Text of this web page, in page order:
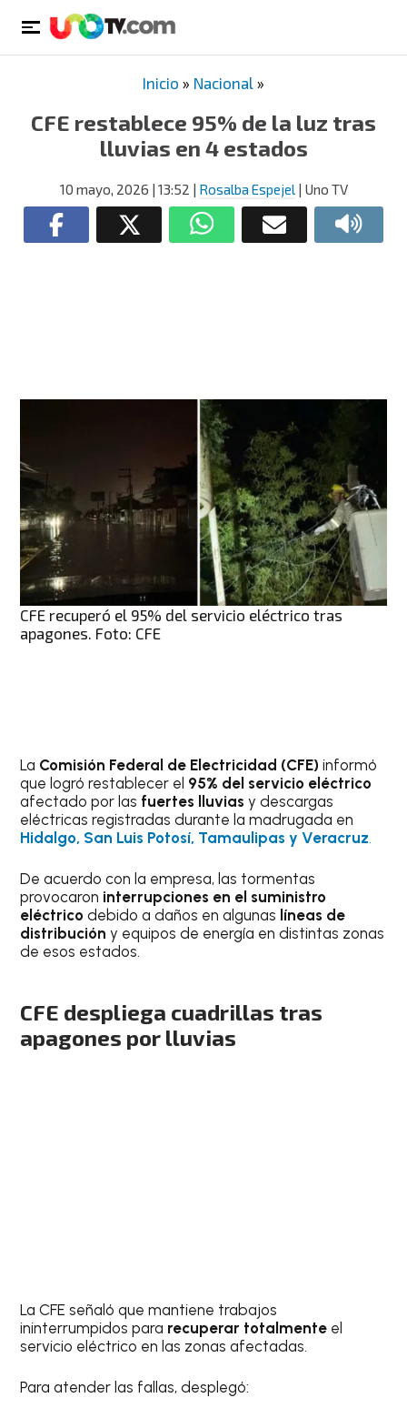
Inicio » Nacional »
CFE restablece 95% de la luz tras
lluvias en 4 estados
10 mayo, 2026 | 13:52 | Rosalba Espejel| Uno TV
CFE recuperó el 95% del servicio eléctrico tras
apagones. Foto: CFE
La Comisión Federal de Electricidad (CFE) informó
que logró restablecer el 95% del servicio eléctrico
afectado por las fuertes lluvias y descargas
eléctricas registradas durante la madrugada en
Hidalgo, San Luis Potosí, Tamaulipas y Veracruz.
De acuerdo con la empresa, las tormentas
provocaron interrupciones en el suministro
eléctricodebido a daños en algunas líneas de
distribucióny equipos de energía en distintas zonas
de esos estados.
CFE despliega cuadrillas tras
apagones por lluvias
La CFE señaló que mantiene trabajos
ininterrumpidos para recuperar totalmente el
servicio eléctrico en las zonas afectadas.
Para atender las fallas, desplegó: